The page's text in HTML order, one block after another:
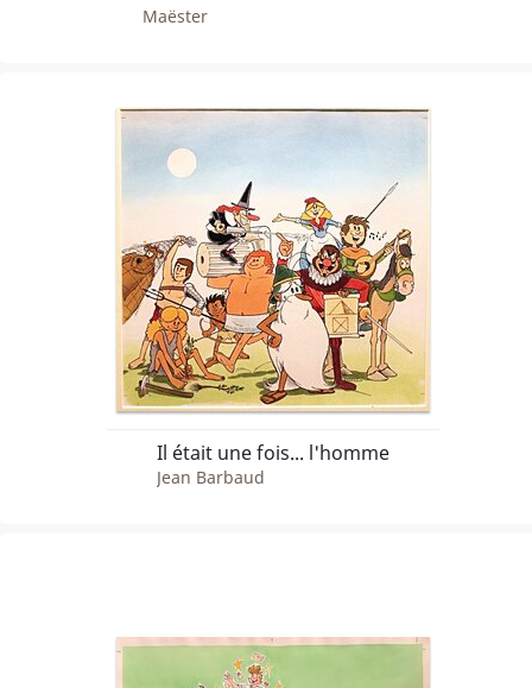
Maëster
Il était une fois... l'homme
Jean Barbaud